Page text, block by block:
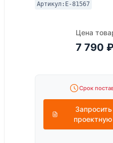
Артикул: E-81567
Цена
7 790 ₽
Срок